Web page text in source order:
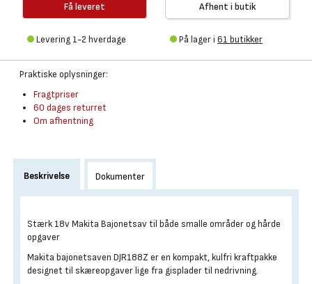
Få leveret
Levering 1-2 hverdage
Afhent i butik
På lager i 61 butikker
Praktiske oplysninger:
Fragtpriser
60 dages returret
Om afhentning
Beskrivelse Dokumenter
Stærk 18v Makita Bajonetsav til både smalle områder og hårde
opgaver
Makita bajonetsaven DJR188Z er en kompakt, kulfri kraftpakke
designet til skæreopgaver lige fra gisplader til nedrivning.